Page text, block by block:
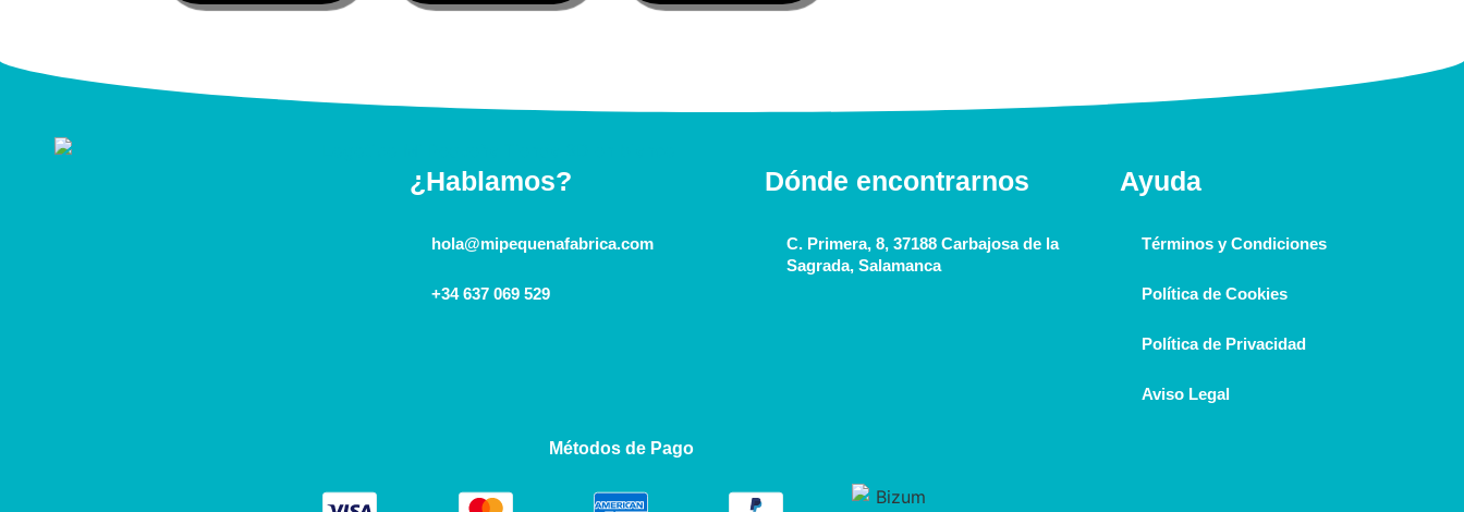
¿Hablamos?
hola@mipequenafabrica.com
+34 637 069 529
Dónde encontrarnos
C. Primera, 8, 37188 Carbajosa de la
Sagrada, Salamanca
Ayuda
Términos y Condiciones
Política de Cookies
Política de Privacidad
Aviso Legal
Métodos de Pago